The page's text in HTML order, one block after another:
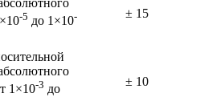
-5 до 1×10-
± 15
1×10-3 до
± 10